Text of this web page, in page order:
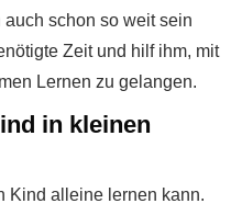
schon so weit sein
Zeit und hilf ihm, mit
Lernen zu gelangen.
in kleinen
Kind alleine lernen kann.